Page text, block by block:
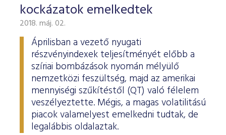
kockázatok emelkedtek
2018. máj. 02.
Áprilisban a vezető nyugati
részvényindexek teljesítményét előbb a
szíriai bombázások nyomán mélyülő
nemzetközi feszültség, majd az amerikai
mennyiségi szűkítéstől (QT) való félelem
veszélyeztette. Mégis, a magas volatilitású
piacok valamelyest emelkedni tudtak, de
legalábbis oldalaztak.